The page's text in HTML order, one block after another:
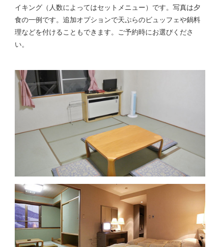
イキング（人数によってはセットメニュー）です。写真は夕
食の一例です。追加オプションで天ぷらのビュッフェや鍋料
理などを付けることもできます。ご予約時にお選びくださ
い。